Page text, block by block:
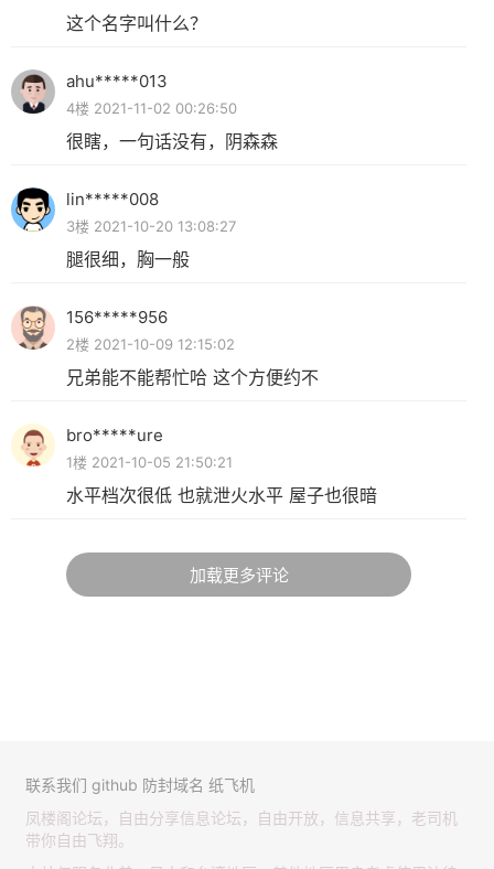
这个名字叫什么？
ahu*****013
4楼 2021-11-02 00:26:50
很瞎，一句话没有，阴森森
lin*****008
3楼 2021-10-20 13:08:27
腿很细，胸一般
156*****956
2楼 2021-10-09 12:15:02
兄弟能不能帮忙哈 这个方便约不
bro*****ure
1楼 2021-10-05 21:50:21
水平档次很低 也就泄火水平 屋子也很暗
加载更多评论
联系我们 github 防封域名 纸飞机
凤楼阁论坛，自由分享信息论坛，自由开放，信息共享，老司机
带你自由飞翔。